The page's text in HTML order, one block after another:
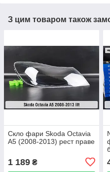
З цим товаром також
Скло фари Skoda Octavia
A5 (2008-2013) рест праве
1 189 ₴